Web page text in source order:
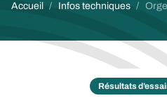
Fil d'Ariane
Accueil Infos techniques
Résultats